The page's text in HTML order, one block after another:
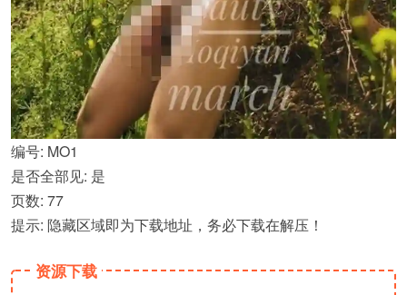
编号: MO1
是否全部见: 是
页数: 77
提示: 隐藏区域即为下载地址，务必下载在解压！
资源下载